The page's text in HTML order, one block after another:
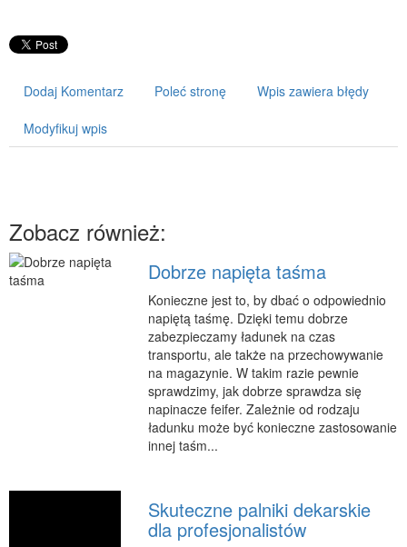
Narzędzia
PRZEWÓZ
Transport
Salony, Komisy
POPULARYZACJA
Agencje Reklamowe
Materiały Reklamowe
Imprezy Integracyjne
Dodaj Komentarz Poleć stronę Wpis zawiera błędy
Modyfikuj wpis
Zobacz również:
Dobrze napięta taśma
Konieczne jest to, by dbać o odpowiednio
napiętą taśmę. Dzięki temu dobrze
zabezpieczamy ładunek na czas
transportu, ale także na przechowywanie
na magazynie. W takim razie pewnie
sprawdzimy, jak dobrze sprawdza się
napinacze feifer. Zależnie od rodzaju
ładunku może być konieczne zastosowanie
innej taśm...
Skuteczne palniki dekarskie
dla profesjonalistów